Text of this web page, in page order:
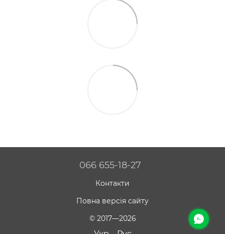
066 655-18-27
Контакти
Повна версія сайту
© 2017—2026